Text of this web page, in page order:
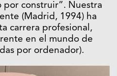
por construir”. Nuestra
(Madrid, 1994) ha
carrera profesional,
en el mundo de
por ordenador).